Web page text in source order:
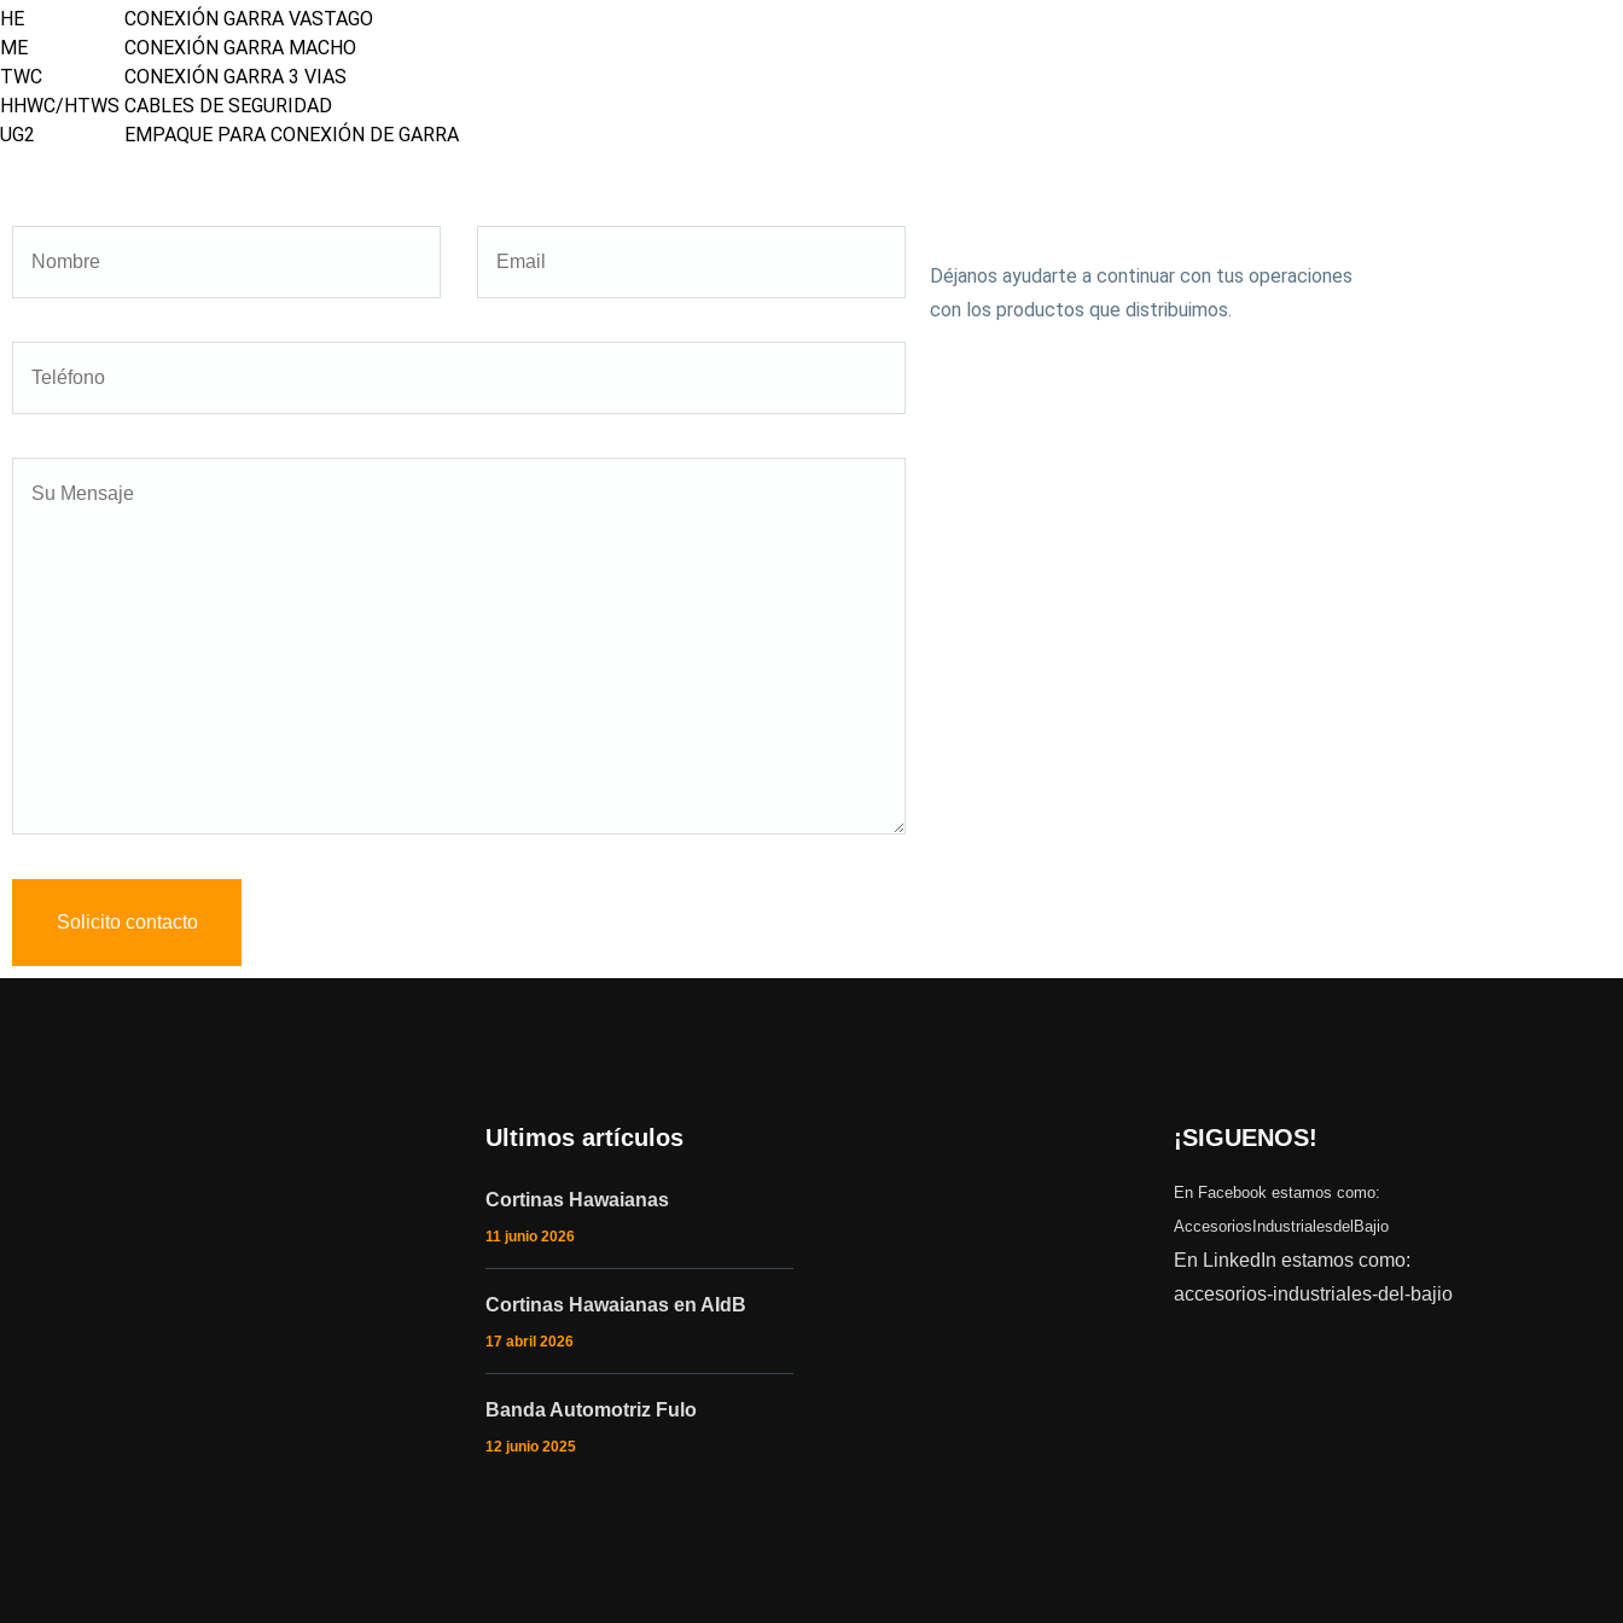
HE
CONEXIÓN GARRA VASTAGO
ME
CONEXIÓN GARRA MACHO
TWC
CONEXIÓN GARRA 3 VIAS
HHWC/HTWS CABLES DE SEGURIDAD
UG2
EMPAQUE PARA CONEXIÓN DE GARRA
Déjanos ayudarte a continuar con tus operaciones
con los productos que distribuimos.
Ultimos artículos
Cortinas Hawaianas
11 junio 2026
Cortinas Hawaianas en AIdB
17 abril 2026
Banda Automotriz Fulo
12 junio 2025
¡SIGUENOS!
En Facebook estamos como:
AccesoriosIndustrialesdelBajio
En LinkedIn estamos como:
accesorios-industriales-del-bajio